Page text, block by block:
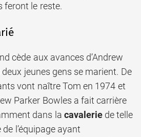
feront le reste.
cède aux avances d’Andrew
jeunes gens se marient. De
vont naître Tom en 1974 et
Parker Bowles a fait carrière
dans la cavaleriede telle
l’équipage ayant